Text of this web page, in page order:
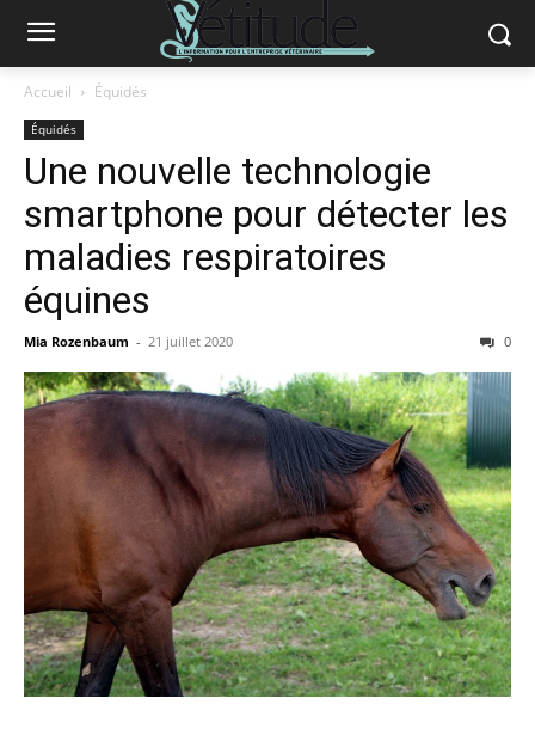
Accueil Équidés
Équidés
Une nouvelle technologie
smartphone pour détecter les
maladies respiratoires
équines
Mia Rozenbaum - 21 juillet 2020 0